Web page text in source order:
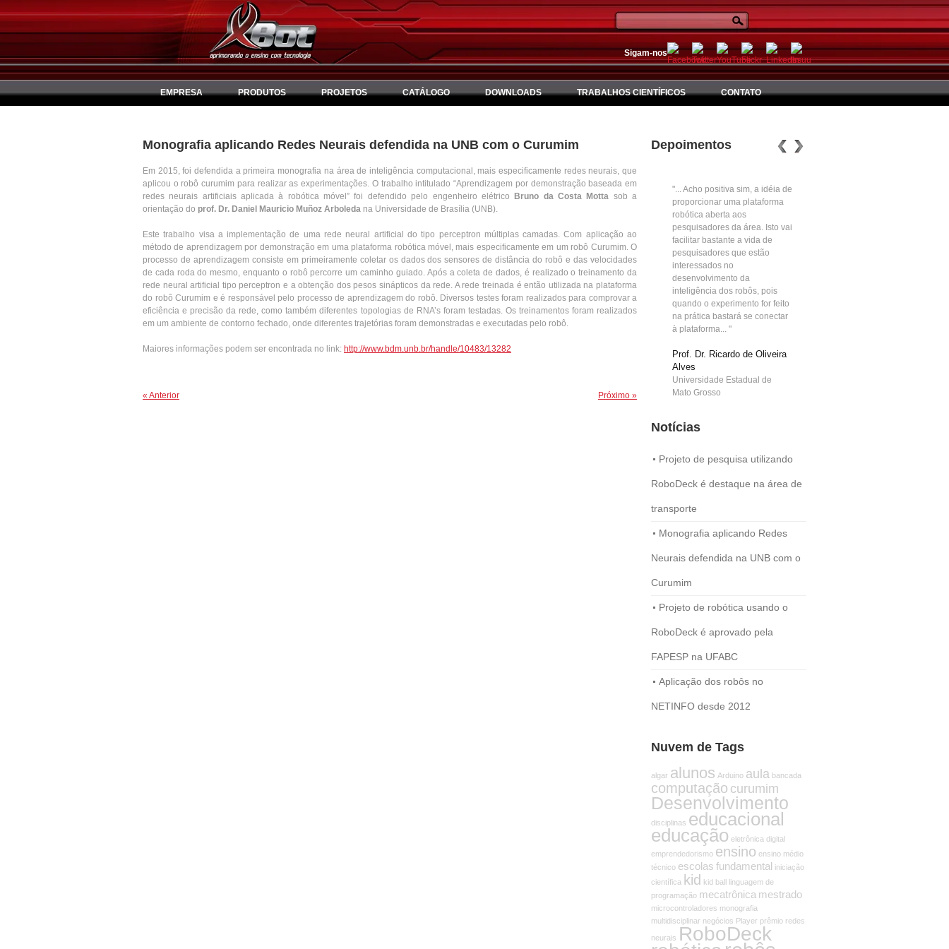
EMPRESA PRODUTOS PROJETOS CATÁLOGO DOWNLOADS TRABALHOS CIENTÍFICOS CONTATO
Sigam-nos
Monografia aplicando Redes Neurais defendida na UNB com o Curumim
Em 2015, foi defendida a primeira monografia na área de inteligência computacional, mais especificamente redes neurais, que
aplicou o robô curumim para realizar as experimentações. O trabalho intitulado “Aprendizagem por demonstração baseada em
redes neurais artificiais aplicada à robótica móvel” foi defendido pelo engenheiro elétrico
Bruno da Costa Motta sob a
orientação do prof. Dr. Daniel Mauricio Muñoz Arboleda na Universidade de Brasília (UNB).
Este trabalho visa a implementação de uma rede neural artificial do tipo perceptron múltiplas camadas. Com aplicação ao
método de aprendizagem por demonstração em uma plataforma robótica móvel, mais especificamente em um robô Curumim. O
processo de aprendizagem consiste em primeiramente coletar os dados dos sensores de distância do robô e das velocidades
de cada roda do mesmo, enquanto o robô percorre um caminho guiado. Após a coleta de dados, é realizado o treinamento da
rede neural artificial tipo perceptron e a obtenção dos pesos sinápticos da rede. A rede treinada é então utilizada na plataforma
do robô Curumim e é responsável pelo processo de aprendizagem do robô. Diversos testes foram realizados para comprovar a
eficiência e precisão da rede, como também diferentes topologias de RNA’s foram testadas. Os treinamentos foram realizados
em um ambiente de contorno fechado, onde diferentes trajetórias foram demonstradas e executadas pelo robô.
Maiores informações podem ser encontrada no link: http://www.bdm.unb.br/handle/10483/13282
« Anterior Próximo »
Depoimentos
"... Acho positiva sim, a idéia de
proporcionar uma plataforma
robótica aberta aos
pesquisadores da área. Isto vai
facilitar bastante a vida de
pesquisadores que estão
interessados no
desenvolvimento da
inteligência dos robôs, pois
quando o experimento for feito
na prática bastará se conectar
à plataforma... "
Prof. Dr. Ricardo de Oliveira
Alves
Universidade Estadual de
Mato Grosso
Notícias
Projeto de pesquisa utilizando
RoboDeck é destaque na área de
transporte
Monografia aplicando Redes
Neurais defendida na UNB com o
Curumim
Projeto de robótica usando o
RoboDeck é aprovado pela
FAPESP na UFABC
Aplicação dos robôs no
NETINFO desde 2012
Nuvem de Tags
algar alunos Arduino aula bancada
computação curumim
Desenvolvimento
disciplinas educacional
educação eletrônica digital
emprendedorismo ensino ensino médio
técnico escolas fundamental iniciação
científica kid kid ball linguagem de
programação mecatrônica mestrado
microcontroladores monografia
multidisciplinar negócios Player prêmio redes
neurais RoboDeck